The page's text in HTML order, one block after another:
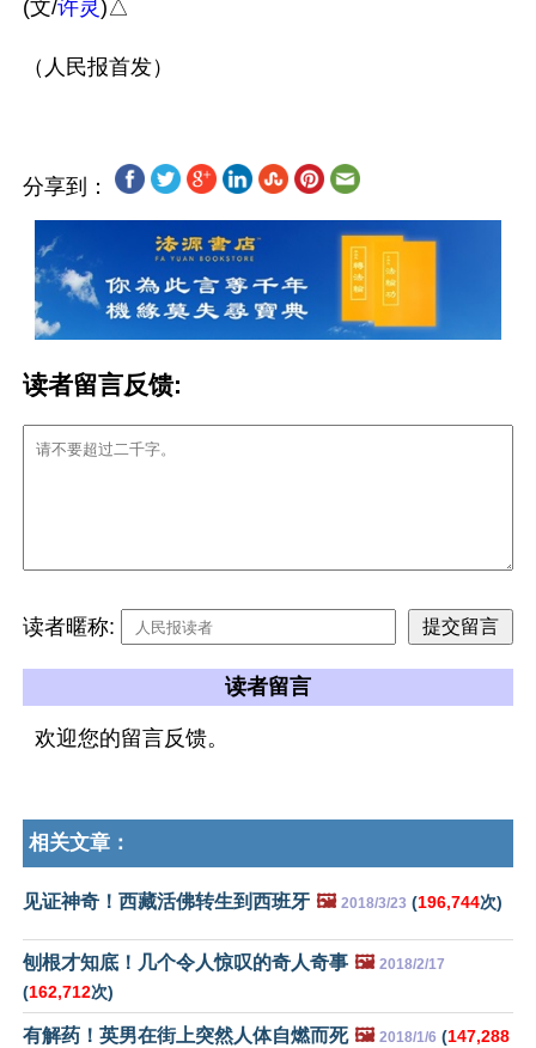
(文/许灵)△
分享到：
读者留言反馈:
读者暱称:
读者留言
欢迎您的留言反馈。
相关文章：
见证神奇！西藏活佛转生到西班牙 🖼️ 2018/3/23 (196,744次)
刨根才知底！几个令人惊叹的奇人奇事 🖼️ 2018/2/17
(162,712次)
有解药！英男在街上突然人体自燃而死 🖼️ 2018/1/6 (147,288